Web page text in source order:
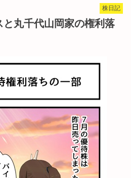
株日記
と丸千代山岡家の権利落